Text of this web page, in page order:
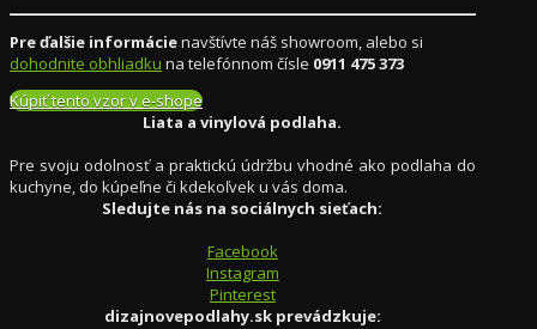
Pre ďalšie informácienavštívte náš showroom, alebo si
dohodnite obhliadku na telefónnom čísle 0911 475 373
Kúpiť tento vzor v e-shope
Liata a vinylová podlaha.
Pre svoju odolnosť a praktickú údržbu vhodné ako podlaha do
kuchyne, do kúpeľne či kdekoľvek u vás doma.
Sledujte nás na sociálnych sieťach:
Facebook
Instagram
Pinterest
dizajnovepodlahy.sk prevádzkuje: